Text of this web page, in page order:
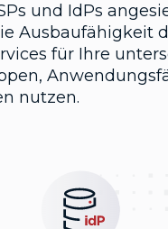
und IdPs
Ausbaufähigkeit
für Ihre
nutzen.